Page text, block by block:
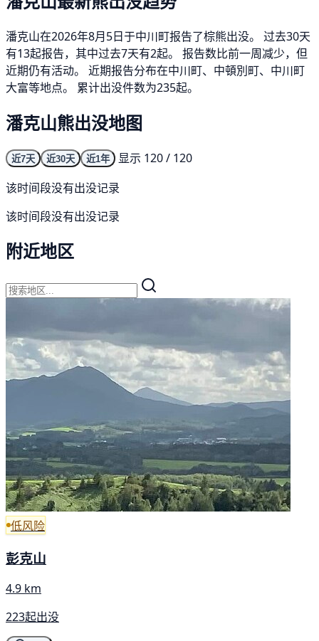
潘克山在2026年8月5日于中川町报告了棕熊出没。 过去30天
有13起报告，其中过去7天有2起。 报告数比前一周减少，但
近期仍有活动。 近期报告分布在中川町、中頓別町、中川町
大富等地点。 累计出没件数为235起。
潘克山熊出没地图
近7天 近30天 近1年
显示 120 / 120
该时间段没有出没记录
该时间段没有出没记录
附近地区
低风险
彭克山
4.9 km
223起出没